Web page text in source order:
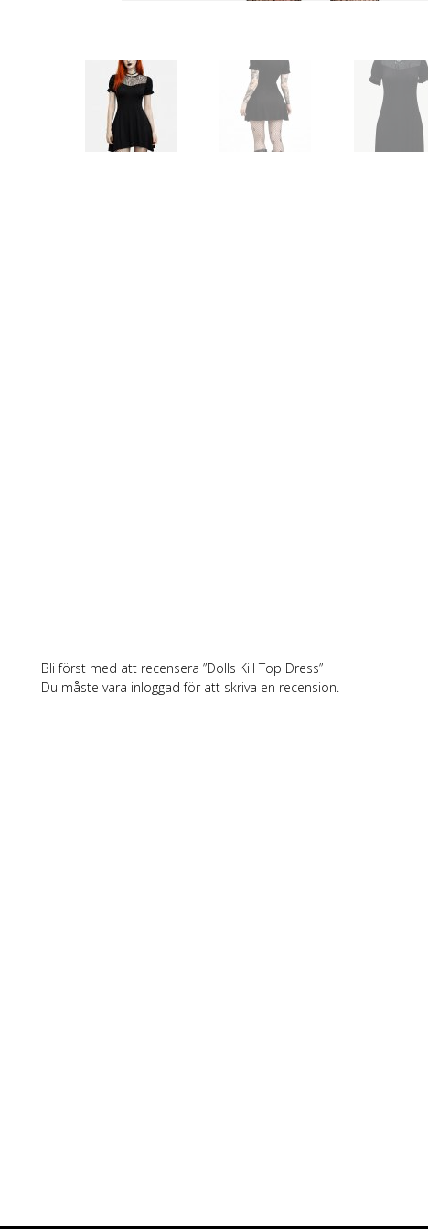
Bli först med att recensera ”Dolls Kill Top Dress”
Du måste vara inloggad för att skriva en recension.